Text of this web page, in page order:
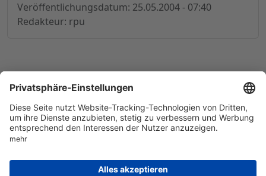
Veröffentlichungsdatum: 25.05.2004 - 07:40
Redakteur: rpu
© 1998-2026by GSC Research GmbH
Datenschutz